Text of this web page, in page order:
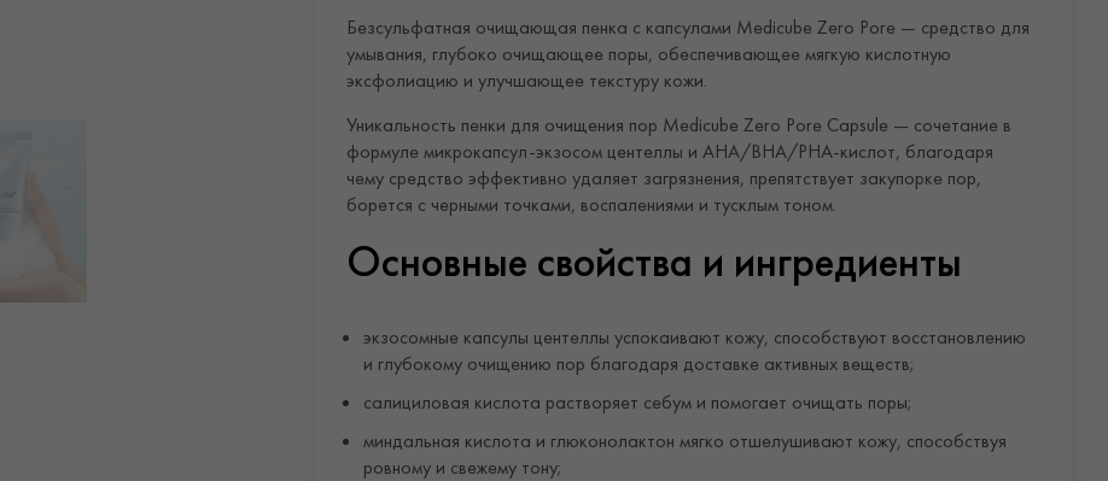
Безсульфатная очищающая пенка с капсулами Medicube Zero Pore — средство для
умывания, глубоко очищающее поры, обеспечивающее мягкую кислотную
эксфолиацию и улучшающее текстуру кожи.
Уникальность пенки для очищения пор Medicube Zero Pore Capsule — сочетание в
формуле микрокапсул-экзосом центеллы и AHA/BHA/PHA-кислот, благодаря
чему средство эффективно удаляет загрязнения, препятствует закупорке пор,
борется с черными точками, воспалениями и тусклым тоном.
Основные свойства и ингредиенты
экзосомные капсулы центеллы успокаивают кожу, способствуют восстановлению
и глубокому очищению пор благодаря доставке активных веществ;
салициловая кислота растворяет себум и помогает очищать поры;
миндальная кислота и глюконолактон мягко отшелушивают кожу, способствуя
ровному и свежему тону;